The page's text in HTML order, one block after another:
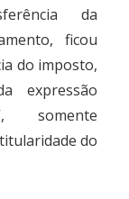
da
ficou
do imposto,
expressão
somente
do